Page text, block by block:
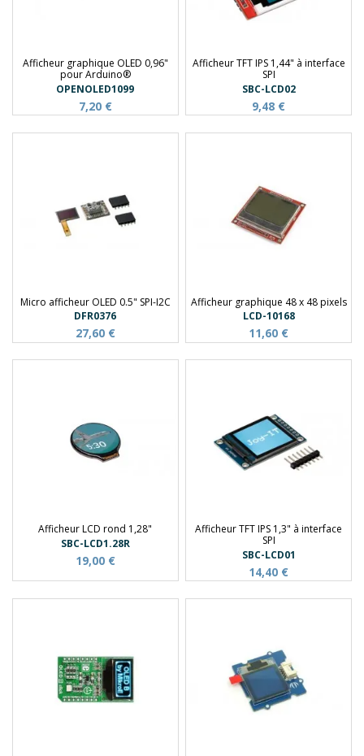
Afficheur graphique OLED 0,96"
pour Arduino®
OPENOLED1099
7,20 €
Afficheur TFT IPS 1,44" à interface
SPI
SBC-LCD02
9,48 €
Micro afficheur OLED 0.5" SPI-I2C
DFR0376
27,60 €
Afficheur graphique 48 x 48 pixels
LCD-10168
11,60 €
Afficheur LCD rond 1,28"
SBC-LCD1.28R
19,00 €
Afficheur TFT IPS 1,3" à interface
SPI
SBC-LCD01
14,40 €